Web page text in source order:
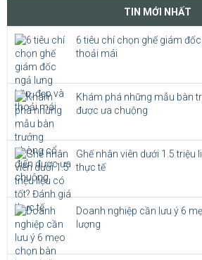
TIN MỚI NHẤT
6 tiêu chí chọn ghế giám
thoải mái
Khám phá những mẫu bàn
được ưa chuộng
Ghế nhân viên dưới 1.5 triệu
thực tế
Doanh nghiệp cần lưu ý 6
lượng